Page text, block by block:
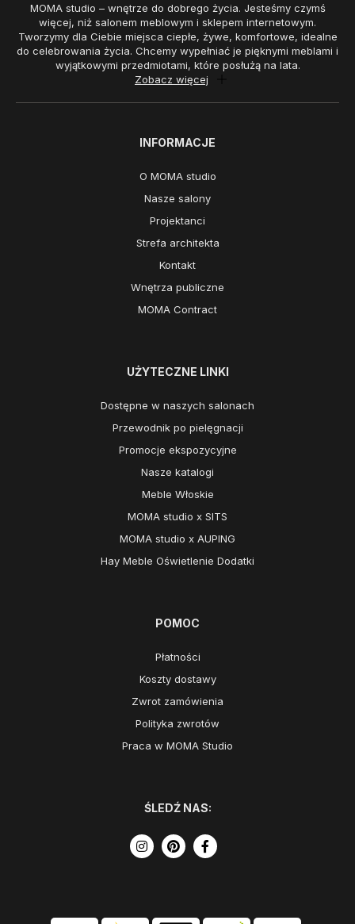
MOMA studio – wnętrze do dobrego życia. Jesteśmy czymś
więcej, niż salonem meblowym i sklepem internetowym.
Tworzymy dla Ciebie miejsca ciepłe, żywe, komfortowe, idealne
do celebrowania życia. Chcemy wypełniać je pięknymi meblami i
wyjątkowymi przedmiotami, które posłużą na lata.
Zobacz więcej
INFORMACJE
O MOMA studio
Nasze salony
Projektanci
Strefa architekta
Kontakt
Wnętrza publiczne
MOMA Contract
UŻYTECZNE LINKI
Dostępne w naszych salonach
Przewodnik po pielęgnacji
Promocje ekspozycyjne
Nasze katalogi
Meble Włoskie
MOMA studio x SITS
MOMA studio x AUPING
Hay Meble Oświetlenie Dodatki
POMOC
Płatności
Koszty dostawy
Zwrot zamówienia
Polityka zwrotów
Praca w MOMA Studio
ŚLEDŹ NAS: